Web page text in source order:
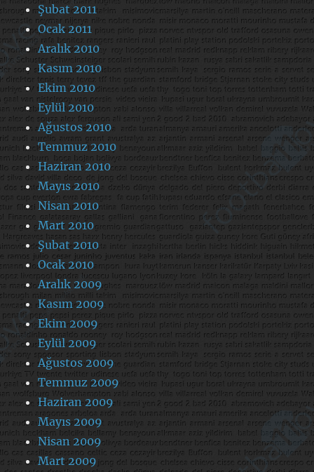
Şubat 2011
Ocak 2011
Aralık 2010
Kasım 2010
Ekim 2010
Eylül 2010
Ağustos 2010
Temmuz 2010
Haziran 2010
Mayıs 2010
Nisan 2010
Mart 2010
Şubat 2010
Ocak 2010
Aralık 2009
Kasım 2009
Ekim 2009
Eylül 2009
Ağustos 2009
Temmuz 2009
Haziran 2009
Mayıs 2009
Nisan 2009
Mart 2009